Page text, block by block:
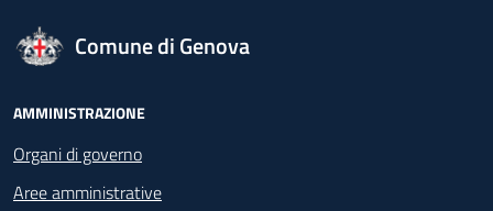
logo Unione Europea
Comune di Genova
Footer - Navigazione
AMMINISTRAZIONE
Organi di governo
Aree amministrative